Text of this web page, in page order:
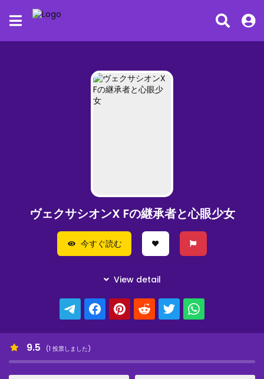
ヴェクサシオンX Fの継承者と心眼少女
今すぐ読む
9.5 (1 投票しました)